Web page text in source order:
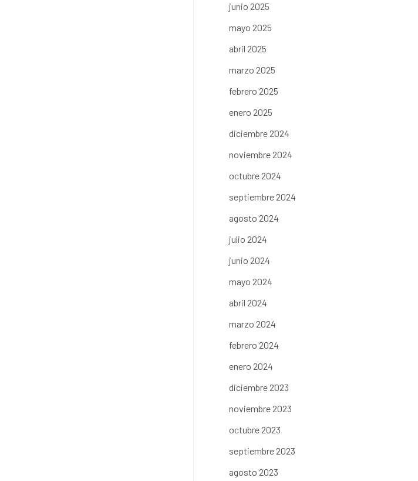
junio 2025
mayo 2025
abril 2025
marzo 2025
febrero 2025
enero 2025
diciembre 2024
noviembre 2024
octubre 2024
septiembre 2024
agosto 2024
julio 2024
junio 2024
mayo 2024
abril 2024
marzo 2024
febrero 2024
enero 2024
diciembre 2023
noviembre 2023
octubre 2023
septiembre 2023
agosto 2023